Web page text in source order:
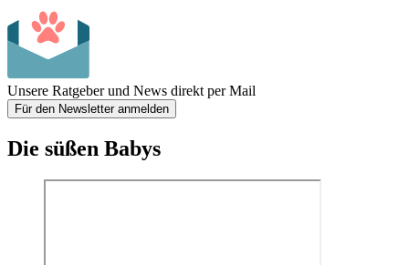
Unsere Ratgeber und News direkt per Mail
Für den Newsletter anmelden
Die süßen Babys